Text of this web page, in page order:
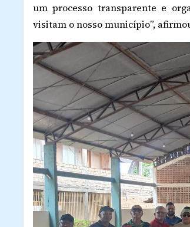
um processo transparente e
visitam o nosso município”,